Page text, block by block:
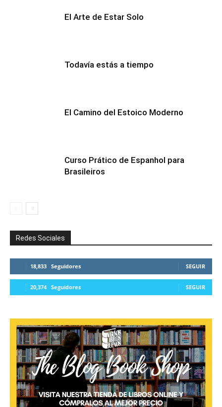
El Arte de Estar Solo
Todavía estás a tiempo
El Camino del Estoico Moderno
Curso Prático de Espanhol para
Brasileiros
Redes Sociales
18,833 Seguidores SEGUIR
20,374 Seguidores SEGUIR